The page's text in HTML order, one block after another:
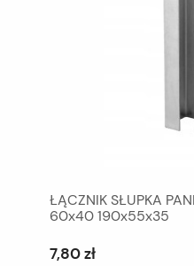
ŁĄCZNIK SŁUPKA
60x40 190x55x35
7,80 zł